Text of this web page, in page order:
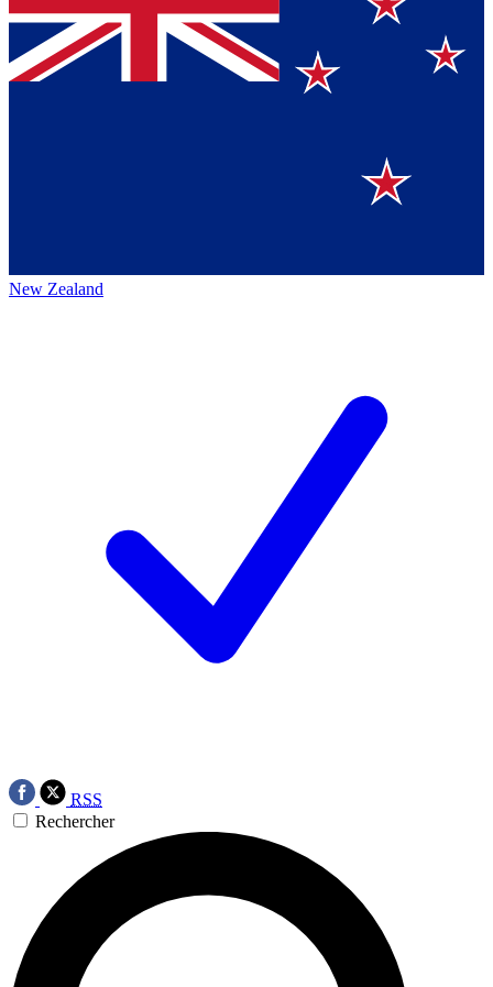
New Zealand
RSS
Rechercher